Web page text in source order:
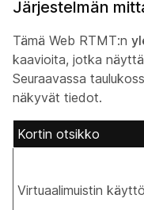
Järjestelmän
Tämä Web RTMT:n
kaavioita, jotka
Seuraavassa
näkyvät tiedot.
Kortin otsikko
Virtuaalimuistin käyttö